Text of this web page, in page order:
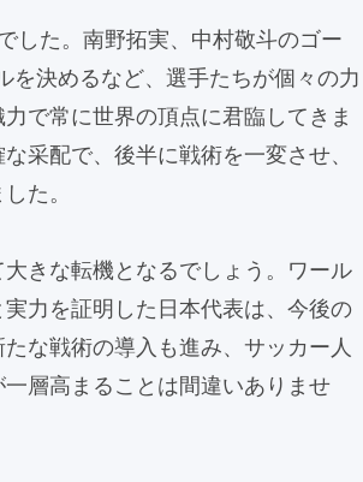
した。南野拓実、中村敬斗のゴー
を決めるなど、選手たちが個々の力
で常に世界の頂点に君臨してきま
采配で、後半に戦術を一変させ、
た。
きな転機となるでしょう。ワール
力を証明した日本代表は、今後の
な戦術の導入も進み、サッカー人
層高まることは間違いありませ